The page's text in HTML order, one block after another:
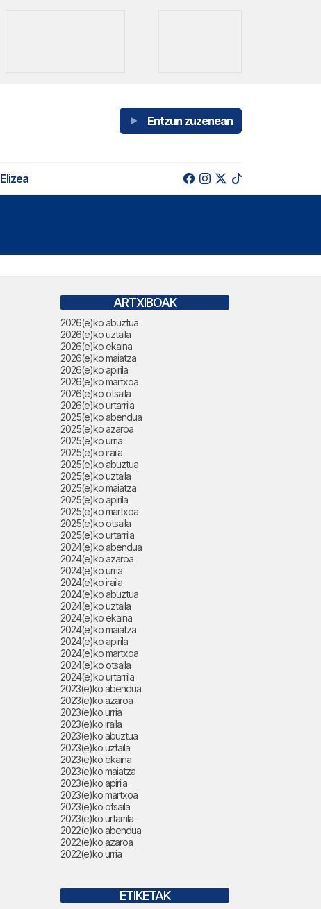
Entzun zuzenean
Elizea
ARTXIBOAK
2026(e)ko abuztua
2026(e)ko uztaila
2026(e)ko ekaina
2026(e)ko maiatza
2026(e)ko apirila
2026(e)ko martxoa
2026(e)ko otsaila
2026(e)ko urtarrila
2025(e)ko abendua
2025(e)ko azaroa
2025(e)ko urria
2025(e)ko iraila
2025(e)ko abuztua
2025(e)ko uztaila
2025(e)ko maiatza
2025(e)ko apirila
2025(e)ko martxoa
2025(e)ko otsaila
2025(e)ko urtarrila
2024(e)ko abendua
2024(e)ko azaroa
2024(e)ko urria
2024(e)ko iraila
2024(e)ko abuztua
2024(e)ko uztaila
2024(e)ko ekaina
2024(e)ko maiatza
2024(e)ko apirila
2024(e)ko martxoa
2024(e)ko otsaila
2024(e)ko urtarrila
2023(e)ko abendua
2023(e)ko azaroa
2023(e)ko urria
2023(e)ko iraila
2023(e)ko abuztua
2023(e)ko uztaila
2023(e)ko ekaina
2023(e)ko maiatza
2023(e)ko apirila
2023(e)ko martxoa
2023(e)ko otsaila
2023(e)ko urtarrila
2022(e)ko abendua
2022(e)ko azaroa
2022(e)ko urria
ETIKETAK